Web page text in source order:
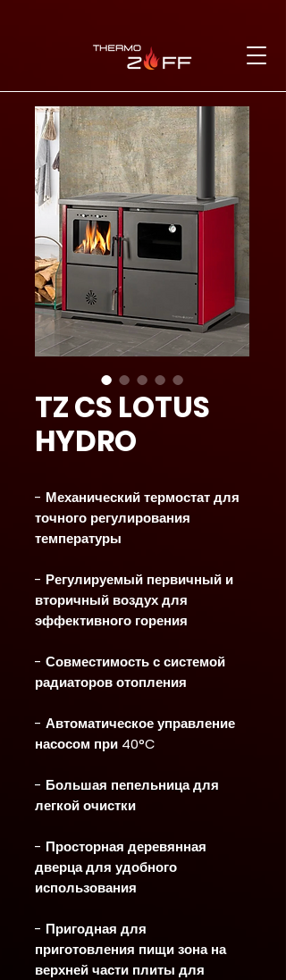
TZ CS LOTUS
HYDRO
- Механический термостат для
точного регулирования
температуры
- Регулируемый первичный и
вторичный воздух для
эффективного горения
- Совместимость с системой
радиаторов отопления
- Автоматическое управление
насосом при 40°C
- Большая пепельница для
легкой очистки
- Просторная деревянная
дверца для удобного
использования
- Пригодная для
приготовления пищи зона на
верхней части плиты для